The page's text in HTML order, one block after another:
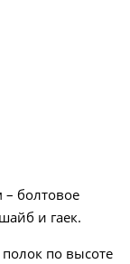
– болтовое
и гаек.
по высоте